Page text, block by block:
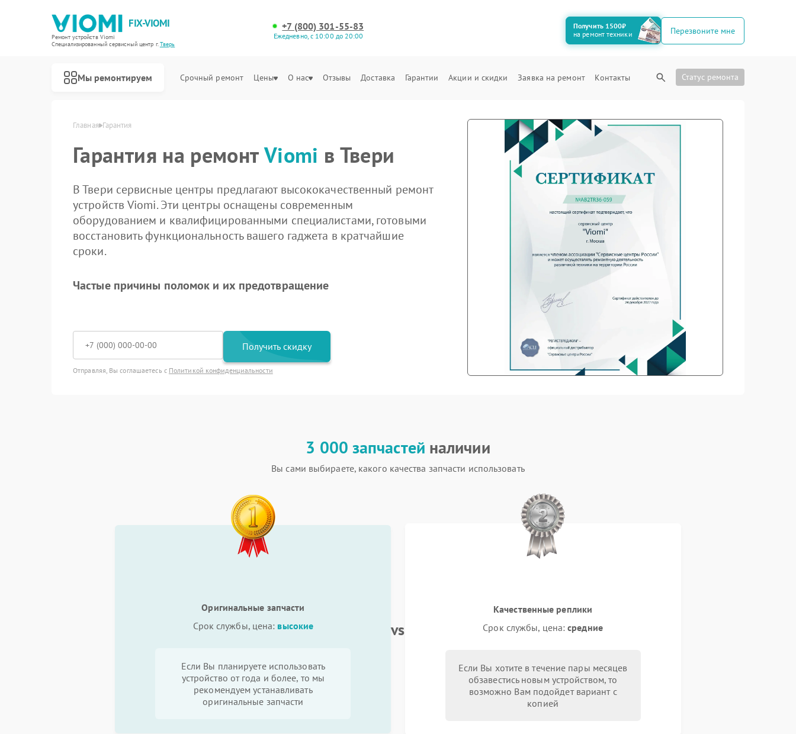
FIX-VIOMI
Ремонт устройств Viomi
Специализированный cервисный центр г.Тверь
+7 (800) 301-55-83
Ежедневно, с 10:00 до 20:00
Получить 1500₽
на ремонт техники
Перезвоните мне
Мы ремонтируем Срочный ремонт Цены О нас Отзывы Доставка Гарантии Акции и скидки Заявка на ремонт Контакты Статус ремонта
Главная Гарантия
Гарантия на ремонтViomi в Твери
В Твери сервисные центры предлагают высококачественный ремонт
устройств Viomi. Эти центры оснащены современным
оборудованием и квалифицированными специалистами, готовыми
восстановить функциональность вашего гаджета в кратчайшие
сроки.
Частые причины поломок и их предотвращение
Получить скидку
Отправляя, Вы соглашаетесь с Политикой конфиденциальности
3 000 запчастей наличии
Вы сами выбираете, какого качества запчасти использовать
Оригинальные запчасти
Срок службы, цена: высокие
Если Вы планируете использовать
устройство от года и более, то мы
рекомендуем устанавливать
оригинальные запчасти
vs
Качественные реплики
Срок службы, цена:средние
Если Вы хотите в течение пары месяцев
обзавестись новым устройством, то
возможно Вам подойдет вариант с
копией